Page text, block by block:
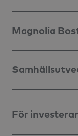
Magnolia
För